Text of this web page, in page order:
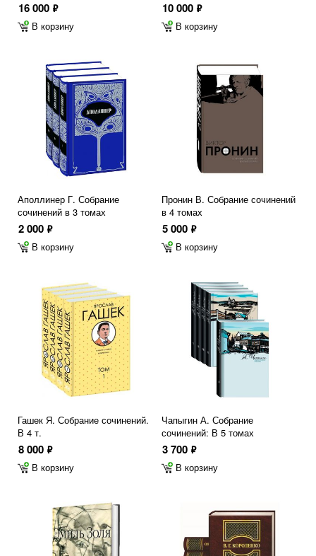
16 000 ф
В корзину
10 000 ф
В корзину
Аполлинер Г. Собрание
сочинений в 3 томах
2 000 ф
В корзину
Пронин В. Собрание сочинений
в 4 томах
5 000 ф
В корзину
Гашек Я. Собрание сочинений.
В 4 т.
8 000 ф
В корзину
Чапыгин А. Собрание
сочинений: В 5 томах
3 700 ф
В корзину